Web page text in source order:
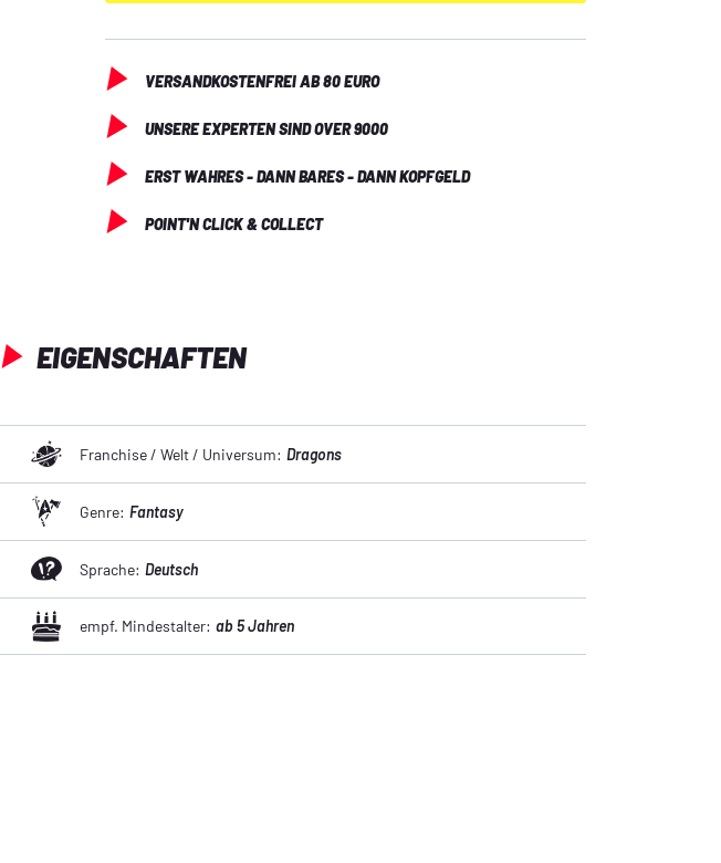
VERSANDKOSTENFREI AB 80 EURO
UNSERE EXPERTEN SIND OVER 9000
ERST WAHRES - DANN BARES - DANN KOPFGELD
POINT'N CLICK & COLLECT
EIGENSCHAFTEN
Franchise / Welt / Universum: Dragons
Genre: Fantasy
Sprache: Deutsch
empf. Mindestalter: ab 5 Jahren